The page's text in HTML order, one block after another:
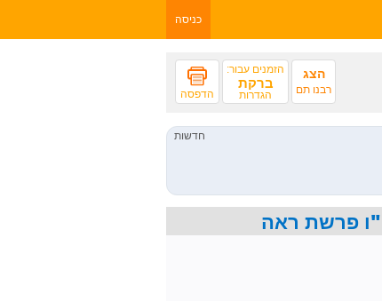
כניסה
הצג
רבנו תם
הזמנים עבור:
ברקת
הגדרות הדפסה